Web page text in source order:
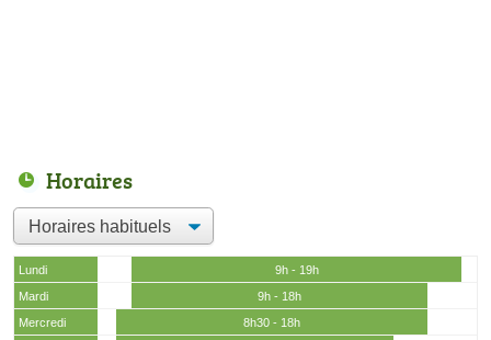
Horaires
Lundi
9h - 19h
Mardi
9h - 18h
Mercredi
8h30 - 18h